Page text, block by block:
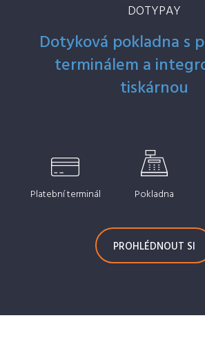
DOTYPAY
Dotyková pokladna s
terminálem a
tiskárnou
Platební terminál Pokladna
PROHLÉDNOUT SI